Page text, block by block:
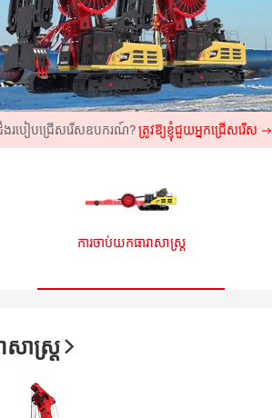
បៀបជ្រើសរើសឧបករណ៍?ត្រូវឱ្យខ្ញុំជួយអ្នកជ្រើសរើស →
ការចាប់យកធារាសាស្ត្រ
សាស្ត្រ